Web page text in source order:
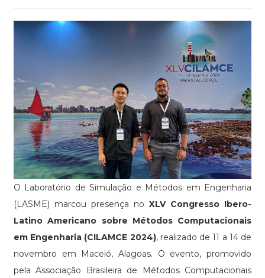
O Laboratório de Simulação e Métodos em Engenharia
(LASME) marcou presença no XLV Congresso Ibero-
Latino Americano sobre Métodos Computacionais
em Engenharia (CILAMCE 2024), realizado de 11 a 14 de
novembro em Maceió, Alagoas. O evento, promovido
pela Associação Brasileira de Métodos Computacionais